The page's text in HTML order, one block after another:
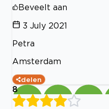
Beveelt aan
3 July 2021
Petra
Amsterdam
delen
8